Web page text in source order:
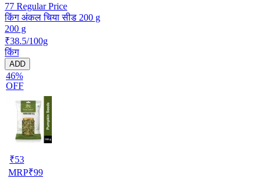
77 Regular Price
किंग अंकल चिया सीड 200 g
200 g
₹38.5/100g
किंग
ADD
46%
OFF
₹53
MRP₹99